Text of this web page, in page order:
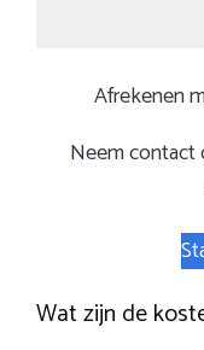
Afrekenen
Neem contact
Wat zijn de